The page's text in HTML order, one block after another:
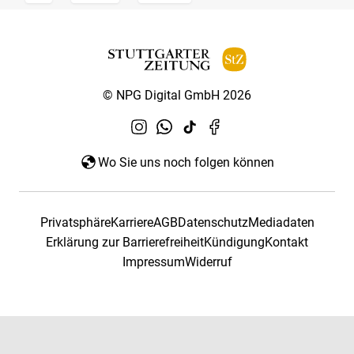
© NPG Digital GmbH 2026
Wo Sie uns noch folgen können
PrivatsphäreKarriereAGBDatenschutzMediadaten
Erklärung zur BarrierefreiheitKündigungKontakt
ImpressumWiderruf